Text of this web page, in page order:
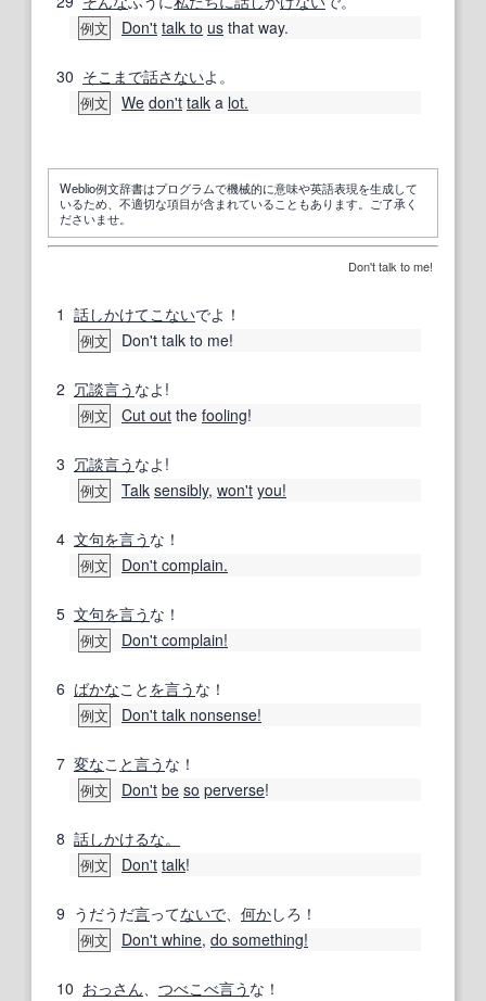
例文 Don't talk to us that way.
30 そこまで話さないよ。
例文 We don't talk a lot.
Weblio例文辞書はプログラムで機械的に意味や英語表現を生成して
いるため、不適切な項目が含まれていることもあります。ご了承く
ださいませ。
Don't talk to me!
1 話しかけてこないでよ！
例文 Don't talk to me!
2 冗談言う なよ!
例文 Cut out the fooling!
3 冗談言う なよ!
例文 Talk sensibly, won't you!
4 文句を言う な！
例文 Don't complain.
5 文句を言う な！
例文 Don't complain!
6 ばかなこと を言う な！
例文 Don't talk nonsense!
7 変なこ と言う な！
例文 Don't be so perverse!
8 話しかけるな。
例文 Don't talk!
9 うだうだ言ってないで 何かしろ！
例文 Don't whine, do something!
10 おっさん つべこべ言う な！